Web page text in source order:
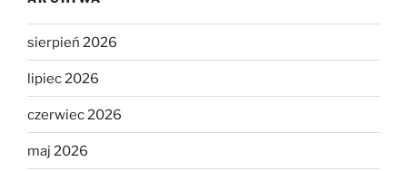
sierpień 2026
lipiec 2026
czerwiec 2026
maj 2026